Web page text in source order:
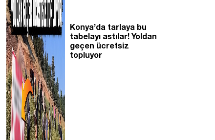
Konya’da tarlaya bu
tabelayı astılar! Yoldan
geçen ücretsiz
topluyor